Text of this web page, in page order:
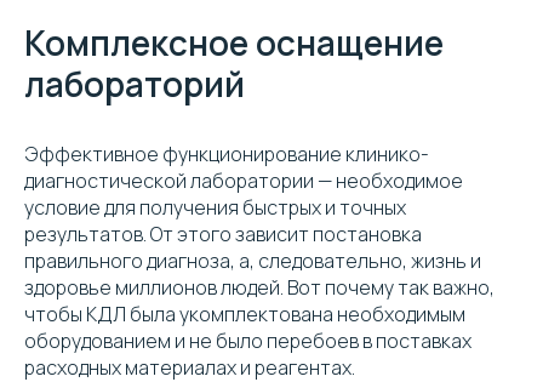
Комплексное оснащение
лабораторий
Эффективное функционирование клинико-
диагностической лаборатории — необходимое
условие для получения быстрых и точных
результатов. От этого зависит постановка
правильного диагноза, а, следовательно, жизнь и
здоровье миллионов людей. Вот почему так важно,
чтобы КДЛ была укомплектована необходимым
оборудованием и не было перебоев в поставках
расходных материалах и реагентах.